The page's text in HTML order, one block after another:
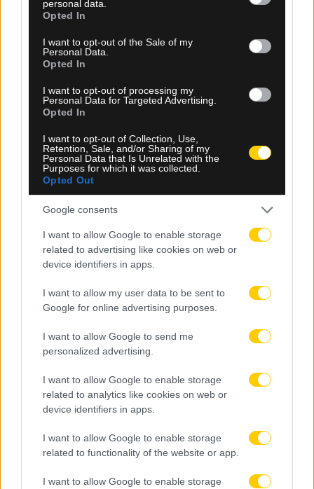
grant or deny consent to Google and its third-party tags to
use your data for below specified purposes in below Google
consent section.
personal data.
Opted In
I want to opt-out of the Sale of my
Personal Data.
Opted In
I want to opt-out of processing my
Personal Data for Targeted Advertising.
Opted In
I want to opt-out of Collection, Use,
Retention, Sale, and/or Sharing of my
Personal Data that Is Unrelated with the
Purposes for which it was collected.
Opted Out
Google consents
I want to allow Google to enable storage
related to advertising like cookies on web or
device identifiers in apps.
I want to allow my user data to be sent to
Google for online advertising purposes.
I want to allow Google to send me
personalized advertising.
I want to allow Google to enable storage
related to analytics like cookies on web or
device identifiers in apps.
I want to allow Google to enable storage
related to functionality of the website or app.
I want to allow Google to enable storage
08.08.2026, 13:58
Wall Street Journal: Τα σενάρια των ΗΠΑ για
πιθανή ρωσική επίθεση στο ΝΑΤΟ